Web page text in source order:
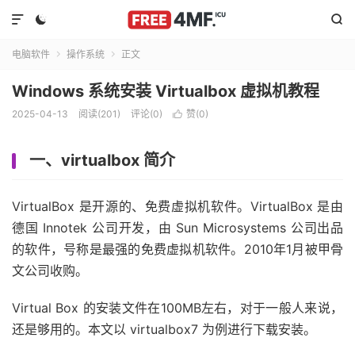
 

电脑软件  操作系统  正文
Windows 系统安装 Virtualbox 虚拟机教程
2025-04-13 阅读(201) 评论(0)  赞(0)
一、virtualbox 简介
VirtualBox 是开源的、免费虚拟机软件。VirtualBox 是由
德国 Innotek 公司开发，由 Sun Microsystems 公司出品
的软件，号称是最强的免费虚拟机软件。2010年1月被甲骨
文公司收购。
Virtual Box 的安装文件在100MB左右，对于一般人来说，
还是够用的。本文以 virtualbox7 为例进行下载安装。